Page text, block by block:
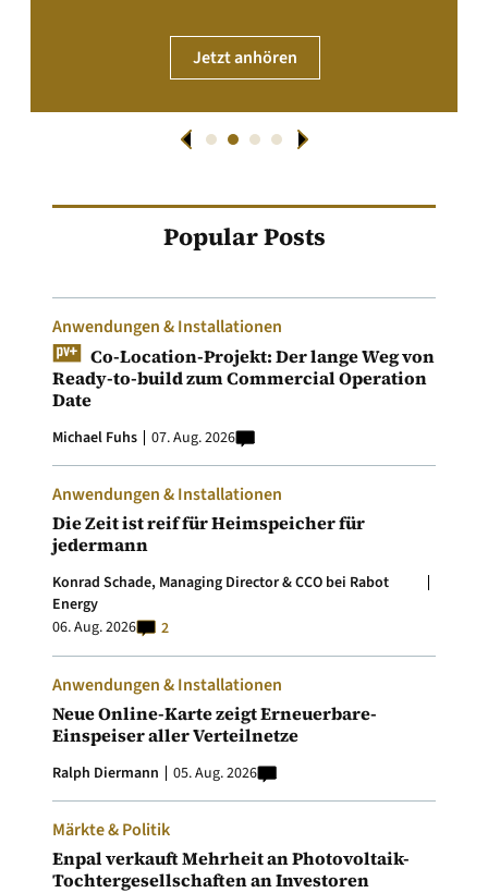
Jetzt anhören
Popular Posts
Anwendungen & Installationen
Co-Location-Projekt: Der lange Weg von
Ready-to-build zum Commercial Operation
Date
Michael Fuhs 07. Aug. 2026
Anwendungen & Installationen
Die Zeit ist reif für Heimspeicher für
jedermann
Konrad Schade, Managing Director & CCO bei Rabot
Energy
06. Aug. 2026
2
Anwendungen & Installationen
Neue Online-Karte zeigt Erneuerbare-
Einspeiser aller Verteilnetze
Ralph Diermann 05. Aug. 2026
Märkte & Politik
Enpal verkauft Mehrheit an Photovoltaik-
Tochtergesellschaften an Investoren